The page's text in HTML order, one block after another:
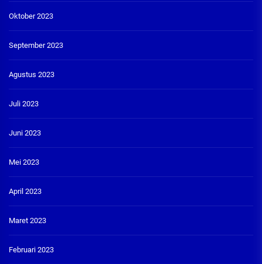
Oktober 2023
September 2023
Agustus 2023
Juli 2023
Juni 2023
Mei 2023
April 2023
Maret 2023
Februari 2023